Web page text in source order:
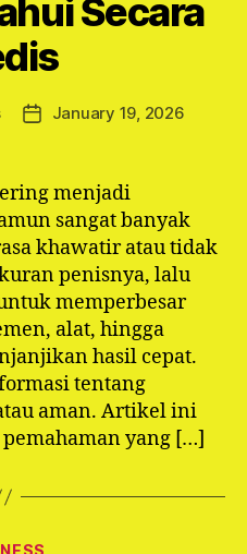
Secara
PostJanuary 19, 2026
menjadi
sangat banyak
khawatir atau tidak
penisnya, lalu
memperbesar
alat, hingga
hasil cepat.
tentang
aman. Artikel ini
yang […]
Categories